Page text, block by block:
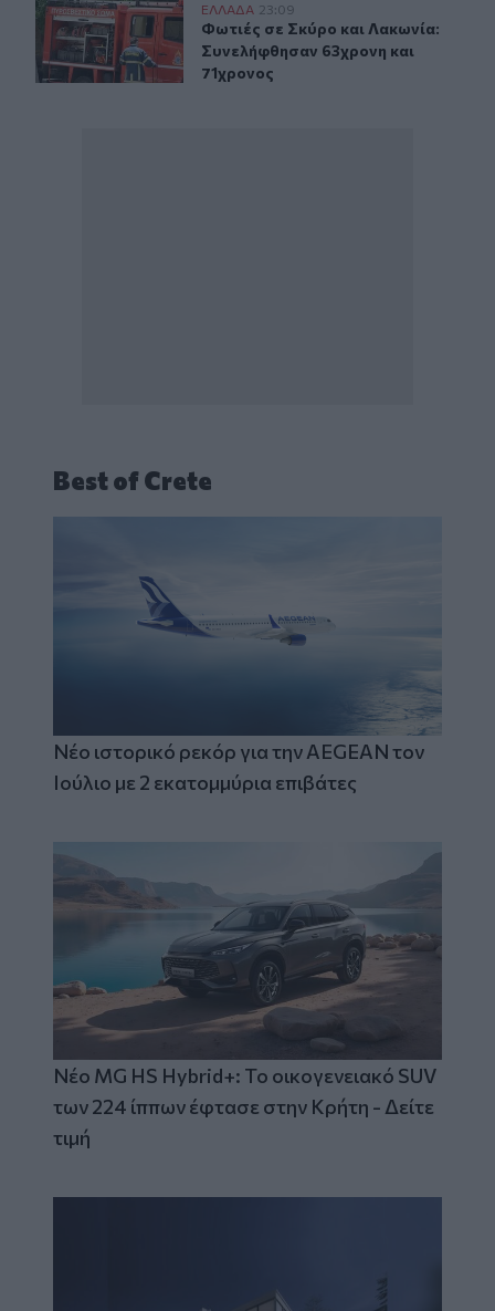
Φωτιές σε Σκύρο και Λακωνία: Συνελήφθησαν 63χρονη
ΕΛΛAΔΑ 23:09
Φωτιές σε Σκύρο και Λακωνία:
Φωτιές σε Σκύρο και Λακωνία:
Συνελήφθησαν 63χρονη και
71χρονος
Best of Crete
Νέο ιστορικό ρεκόρ για την AEGEAN τον
Ιούλιο με 2 εκατομμύρια επιβάτες
Νέο MG HS Hybrid+: Το οικογενειακό SUV
των 224 ίππων έφτασε στην Κρήτη - Δείτε
τιμή